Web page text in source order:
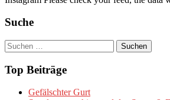
Suche
Suchen
nach:
Top Beiträge
Gefälschter Gurt